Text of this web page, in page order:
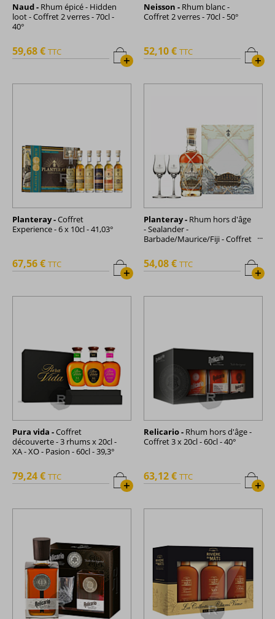
Naud - Rhum épicé - Hidden
loot - Coffret 2 verres - 70cl -
40°
+
59,68 € TTC
Neisson - Rhum blanc -
Coffret 2 verres - 70cl - 50°
+
52,10 € TTC
Planteray -Coffret
Experience - 6 x 10cl - 41,03°
+
67,56 € TTC
Planteray - Rhum hors d'âge
- Sealander -
Barbade/Maurice/Fiji - Coffret
+
54,08 € TTC
Pura vida -Coffret
découverte - 3 rhums x 20cl -
XA - XO - Pasion - 60cl - 39,3°
+
79,24 € TTC
Relicario - Rhum hors d'âge -
Coffret 3 x 20cl - 60cl - 40°
+
63,12 € TTC